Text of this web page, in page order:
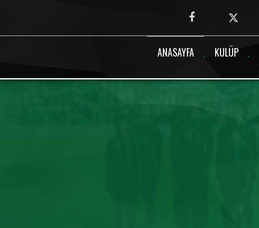
ANASAYFA KULÜP